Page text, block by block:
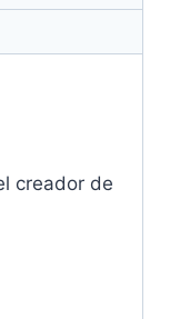
creador de